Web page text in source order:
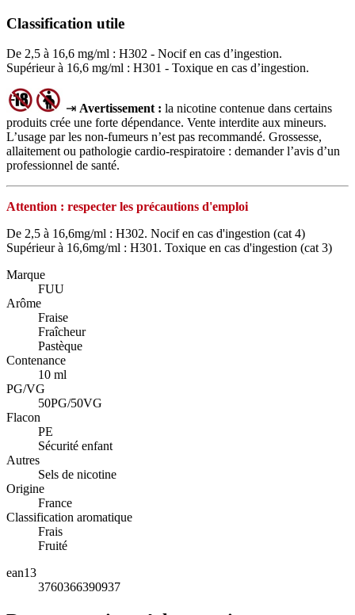
Classification utile
De 2,5 à 16,6 mg/ml : H302 - Nocif en cas d’ingestion.
Supérieur à 16,6 mg/ml : H301 - Toxique en cas d’ingestion.
⇥ Avertissement : la nicotine contenue dans certains
produits crée une forte dépendance. Vente interdite aux mineurs.
L’usage par les non‑fumeurs n’est pas recommandé. Grossesse,
allaitement ou pathologie cardio‑respiratoire : demander l’avis d’un
professionnel de santé.
Attention : respecter les précautions d'emploi
De 2,5 à 16,6mg/ml : H302. Nocif en cas d'ingestion (cat 4)
Supérieur à 16,6mg/ml : H301. Toxique en cas d'ingestion (cat 3)
Marque
FUU
Arôme
Fraise
Fraîcheur
Pastèque
Contenance
10 ml
PG/VG
50PG/50VG
Flacon
PE
Sécurité enfant
Autres
Sels de nicotine
Origine
France
Classification aromatique
Frais
Fruité
ean13
3760366390937